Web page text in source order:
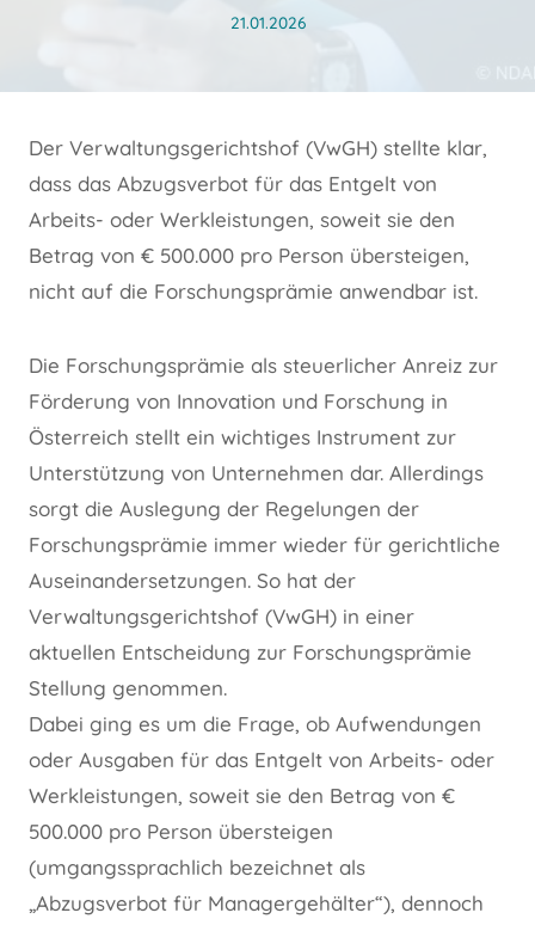
21.01.2026
Der Verwaltungsgerichtshof (VwGH) stellte klar,
dass das Abzugsverbot für das Entgelt von
Arbeits- oder Werkleistungen, soweit sie den
Betrag von € 500.000 pro Person übersteigen,
nicht auf die Forschungsprämie anwendbar ist.
Die Forschungsprämie als steuerlicher Anreiz zur
Förderung von Innovation und Forschung in
Österreich stellt ein wichtiges Instrument zur
Unterstützung von Unternehmen dar. Allerdings
sorgt die Auslegung der Regelungen der
Forschungsprämie immer wieder für gerichtliche
Auseinandersetzungen. So hat der
Verwaltungsgerichtshof (VwGH) in einer
aktuellen Entscheidung zur Forschungsprämie
Stellung genommen.
Dabei ging es um die Frage, ob Aufwendungen
oder Ausgaben für das Entgelt von Arbeits- oder
Werkleistungen, soweit sie den Betrag von €
500.000 pro Person übersteigen
(umgangssprachlich bezeichnet als
„Abzugsverbot für Managergehälter“), dennoch